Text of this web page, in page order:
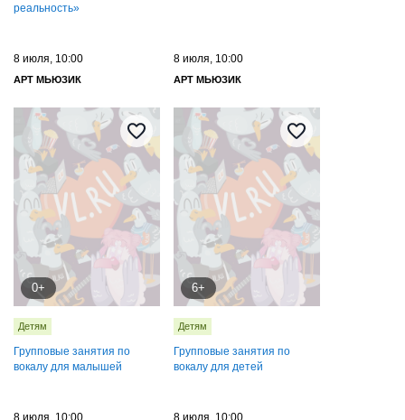
реальность»
8 июля, 10:00
АРТ МЬЮЗИК
0+
Детям
Групповые занятия по
вокалу для малышей
8 июля, 10:00
АРТ МЬЮЗИК
6+
Детям
Групповые занятия по
вокалу для детей
8 июля, 10:00 8 июля, 10:00